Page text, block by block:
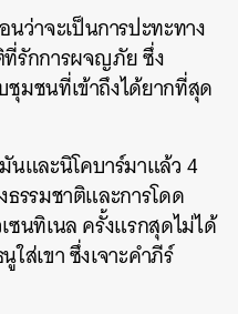
นว่าจะเป็นการปะทะทาง
รักการผจญภัย ซึ่ง
มชนที่เข้าถึงได้ยากที่สุด
นและนิโคบาร์มาแล้ว 4
รรมชาติและการโดด
นทิเนล ครั้งแรกสุดไม่ได้
ส่เขา ซึ่งเจาะคำภีร์